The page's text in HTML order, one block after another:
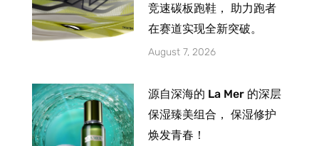
竞速碳板跑鞋， 助力跑者
在赛道实现全新突破。
August 7, 2026
源自深海的 La Mer 的深层
保湿臻美组合， 保湿修护
焕发青春！